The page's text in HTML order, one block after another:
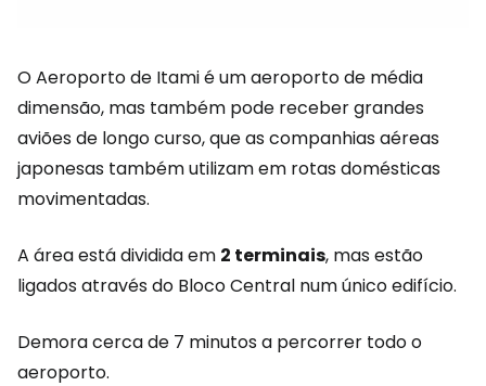
O Aeroporto de Itami é um aeroporto de média
dimensão, mas também pode receber grandes
aviões de longo curso, que as companhias aéreas
japonesas também utilizam em rotas domésticas
movimentadas.
A área está dividida em 2 terminais, mas estão
ligados através do Bloco Central num único edifício.
Demora cerca de 7 minutos a percorrer todo o
aeroporto.